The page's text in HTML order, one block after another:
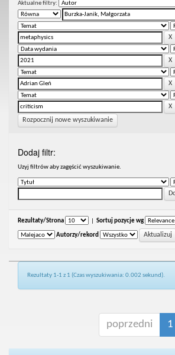
Aktualne filtry:
Rozpocznij nowe wyszukiwanie
Dodaj filtr:
Uzyj filtrów aby zagęścić wyszukiwanie.
Rezultaty/Strona Sortuj pozycje wg
Autorzy/rekord
Rezultaty 1-1 z 1 (Czas wyszukiwania: 0.002 sekund).
poprzedni 1